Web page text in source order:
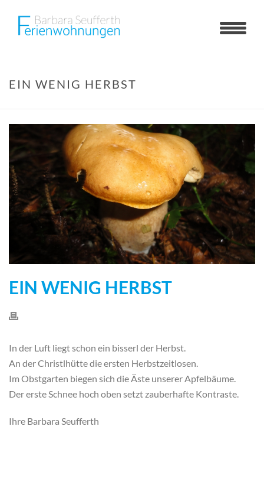
EIN WENIG HERBST
EIN WENIG HERBST
In der Luft liegt schon ein bisserl der Herbst.
An der Christlhütte die ersten Herbstzeitlosen.
Im Obstgarten biegen sich die Äste unserer Apfelbäume.
Der erste Schnee hoch oben setzt zauberhafte Kontraste.
Ihre Barbara Seufferth